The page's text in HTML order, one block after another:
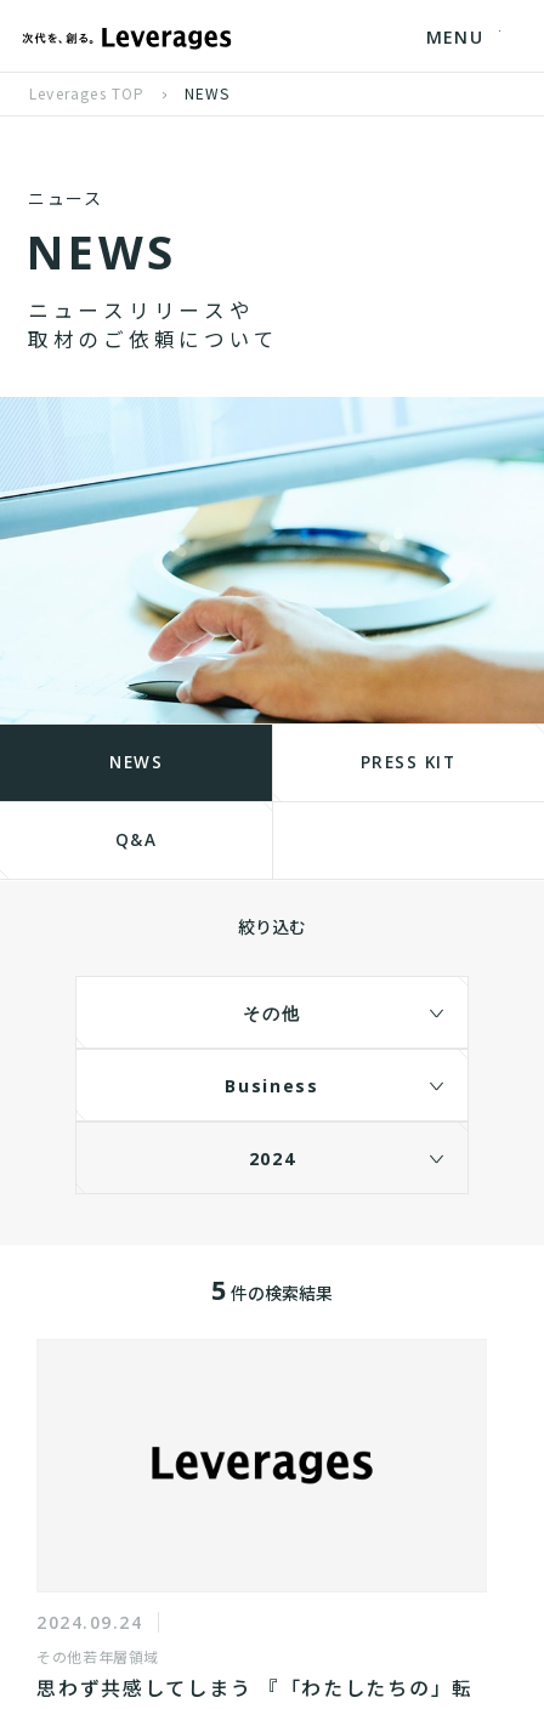
MENU
Leverages TOP NEWS
ニュース
NEWS
ニ ュ ー ス リ リ ー ス や
取 材 の ご 依 頼 に つ い て
NEWS PRESS KIT
Q&A
絞り込む
その他
Business
2024
5 件の検索結果
2024.09.24
その他若年層領域
思わず共感してしまう 『「わたしたちの」転